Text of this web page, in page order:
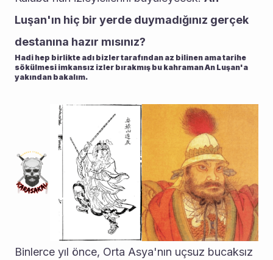
Luşan'ın hiç bir yerde duymadığınız gerçek
destanına hazır mısınız?
Hadi hep birlikte adı bizler tarafından az bilinen ama tarihe
sökülmesi imkansız izler bırakmış bu kahraman An Luşan'a
yakından bakalım.
Binlerce yıl önce, Orta Asya'nın uçsuz bucaksız